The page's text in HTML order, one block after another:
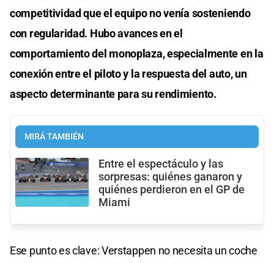
competitividad que el equipo no venía sosteniendo
con regularidad. Hubo avances en el
comportamiento del monoplaza, especialmente en la
conexión entre el piloto y la respuesta del auto, un
aspecto determinante para su rendimiento.
MIRÁ TAMBIÉN
Entre el espectáculo y las
sorpresas: quiénes ganaron y
quiénes perdieron en el GP de
Miami
Ese punto es clave: Verstappen no necesita un coche